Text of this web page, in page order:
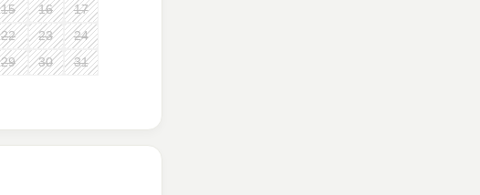
15 16
17
22 23
24
29 30 31